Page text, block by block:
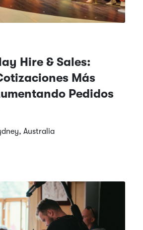
Hire & Sales:
Más
Pedidos
Australia